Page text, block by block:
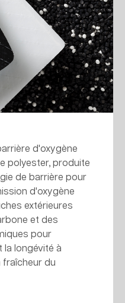
d'oxygène
polyester, produite
de barrière pour
d'oxygène
extérieures
et des
pour
la longévité à
fraîcheur du